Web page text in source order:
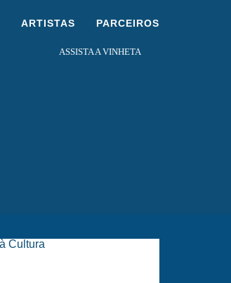
ARTISTAS PARCEIROS
ASSISTA A VINHETA